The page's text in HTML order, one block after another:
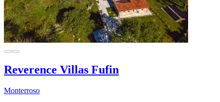
Reverence Villas Fufin
Monterroso